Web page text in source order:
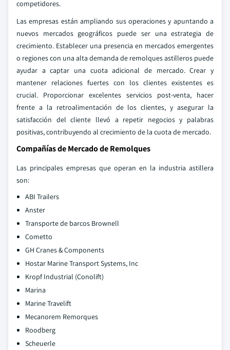
competidores.
Las empresas están ampliando sus operaciones y apuntando a
nuevos mercados geográficos puede ser una estrategia de
crecimiento. Establecer una presencia en mercados emergentes
o regiones con una alta demanda de remolques astilleros puede
ayudar a captar una cuota adicional de mercado. Crear y
mantener relaciones fuertes con los clientes existentes es
crucial. Proporcionar excelentes servicios post-venta, hacer
frente a la retroalimentación de los clientes, y asegurar la
satisfacción del cliente llevó a repetir negocios y palabras
positivas, contribuyendo al crecimiento de la cuota de mercado.
Compañías de Mercado de Remolques
Las principales empresas que operan en la industria astillera
son:
ABI Trailers
Anster
Transporte de barcos Brownell
Cometto
GH Cranes & Components
Hostar Marine Transport Systems, Inc
Kropf Industrial (Conolift)
Marina
Marine Travelift
Mecanorem Remorques
Roodberg
Scheuerle